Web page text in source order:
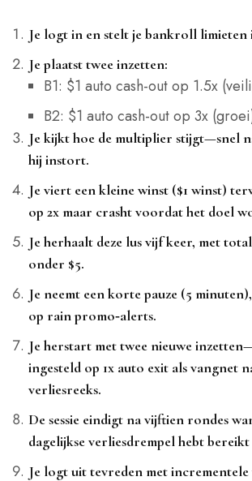
Je logt in en stelt je bankroll limieten
Je plaatst twee inzetten:
B1: $1 auto cash‑out op 1.5x
B2: $1 auto cash‑out op 3x
Je kijkt hoe de multiplier stijgt—snel
hij instort.
Je viert een kleine winst ($1 winst)
op 2x maar crasht voordat het doel
Je herhaalt deze lus vijf keer, met
onder $5.
Je neemt een korte pauze (5
op rain promo‑alerts.
Je herstart met twee nieuwe
ingesteld op 1x auto exit als vangnet
verliesreeks.
De sessie eindigt na vijftien rondes
dagelijkse verliesdrempel hebt bereikt
Je logt uit tevreden met incrementele